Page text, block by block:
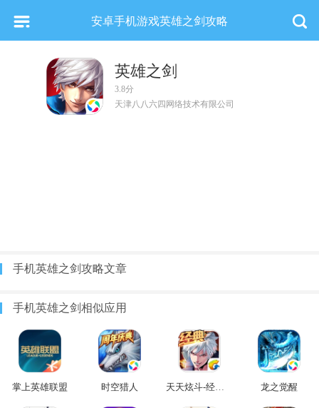
安卓手机游戏英雄之剑攻略
英雄之剑
3.8分
天津八八六四网络技术有限公司
手机英雄之剑攻略文章
手机英雄之剑相似应用
掌上英雄联盟 时空猎人 天天炫斗-经典重燃 龙之觉醒